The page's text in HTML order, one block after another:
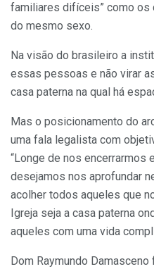
familiares difíceis” como
do mesmo sexo.
Na visão do brasileiro a
essas pessoas e não virar
casa paterna na qual há
Mas o posicionamento do
uma fala legalista com
“Longe de nos encerrarmos
desejamos nos aprofundar
acolher todos aqueles que
Igreja seja a casa paterna
aqueles com uma vida
Dom Raymundo